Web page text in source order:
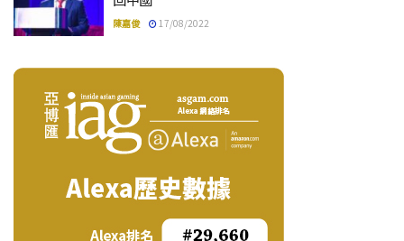
陳嘉俊 17/08/2022